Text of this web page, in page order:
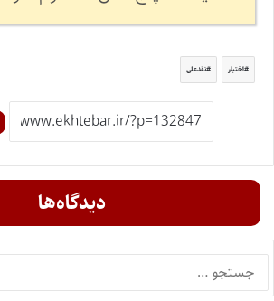
اختبار نقدعلی
دیدگاه‌ها